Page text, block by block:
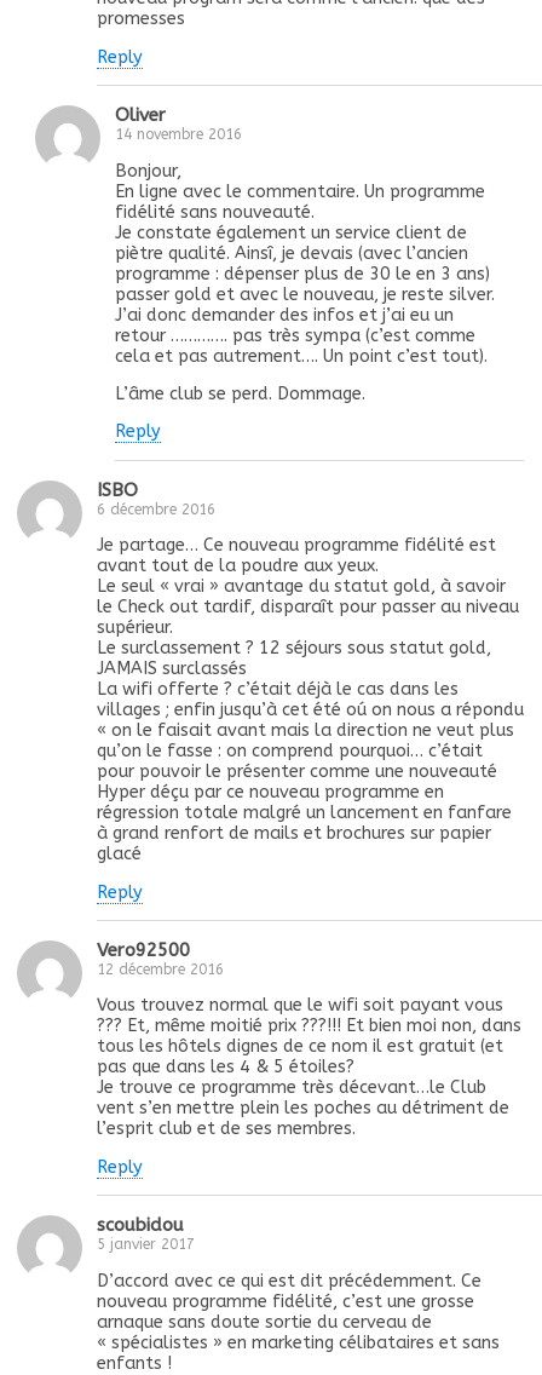
promesses
Reply
Oliver
14 novembre 2016
Bonjour,
En ligne avec le commentaire. Un programme
fidélité sans nouveauté.
Je constate également un service client de
piètre qualité. Ainsî, je devais (avec l’ancien
programme : dépenser plus de 30 le en 3 ans)
passer gold et avec le nouveau, je reste silver.
J’ai donc demander des infos et j’ai eu un
retour …………. pas très sympa (c’est comme
cela et pas autrement…. Un point c’est tout).
L’âme club se perd. Dommage.
Reply
ISBO
6 décembre 2016
Je partage… Ce nouveau programme fidélité est
avant tout de la poudre aux yeux.
Le seul « vrai » avantage du statut gold, à savoir
le Check out tardif, disparaît pour passer au niveau
supérieur.
Le surclassement ? 12 séjours sous statut gold,
JAMAIS surclassés
La wifi offerte ? c’était déjà le cas dans les
villages ; enfin jusqu’à cet été oú on nous a répondu
« on le faisait avant mais la direction ne veut plus
qu’on le fasse : on comprend pourquoi… c’était
pour pouvoir le présenter comme une nouveauté
Hyper déçu par ce nouveau programme en
régression totale malgré un lancement en fanfare
à grand renfort de mails et brochures sur papier
glacé
Reply
Vero92500
12 décembre 2016
Vous trouvez normal que le wifi soit payant vous
??? Et, même moitié prix ???!!! Et bien moi non, dans
tous les hôtels dignes de ce nom il est gratuit (et
pas que dans les 4 & 5 étoiles?
Je trouve ce programme très décevant…le Club
vent s’en mettre plein les poches au détriment de
l’esprit club et de ses membres.
Reply
scoubidou
5 janvier 2017
D’accord avec ce qui est dit précédemment. Ce
nouveau programme fidélité, c’est une grosse
arnaque sans doute sortie du cerveau de
« spécialistes » en marketing célibataires et sans
enfants !